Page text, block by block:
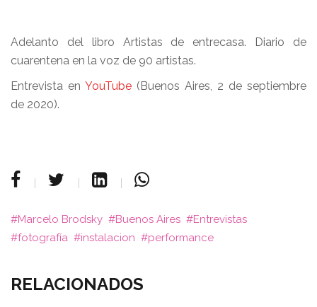
Adelanto del libro Artistas de entrecasa. Diario de
cuarentena en la voz de 90 artistas.
Entrevista en YouTube (Buenos Aires, 2 de septiembre
de 2020).
Marcelo Brodsky Buenos Aires
Entrevistas
fotografía
instalacion performance
RELACIONADOS